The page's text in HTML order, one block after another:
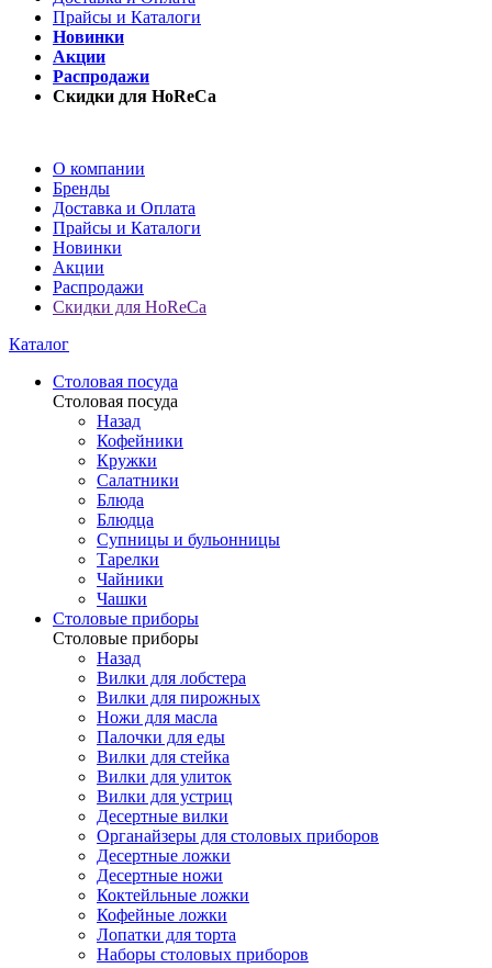
Прайсы и Каталоги
Новинки
Акции
Распродажи
Скидки для HoReCa
О компании
Бренды
Доставка и Оплата
Прайсы и Каталоги
Новинки
Акции
Распродажи
Скидки для HoReCa
Каталог
Столовая посуда
Столовая посуда
Назад
Кофейники
Кружки
Салатники
Блюда
Блюдца
Супницы и бульонницы
Тарелки
Чайники
Чашки
Cтоловые приборы
Cтоловые приборы
Назад
Вилки для лобстера
Вилки для пирожных
Ножи для масла
Палочки для еды
Вилки для стейка
Вилки для улиток
Вилки для устриц
Десертные вилки
Органайзеры для столовых приборов
Десертные ложки
Десертные ножи
Коктейльные ложки
Кофейные ложки
Лопатки для торта
Наборы столовых приборов